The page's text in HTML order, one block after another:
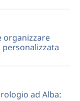
organizzare
ad Alba: